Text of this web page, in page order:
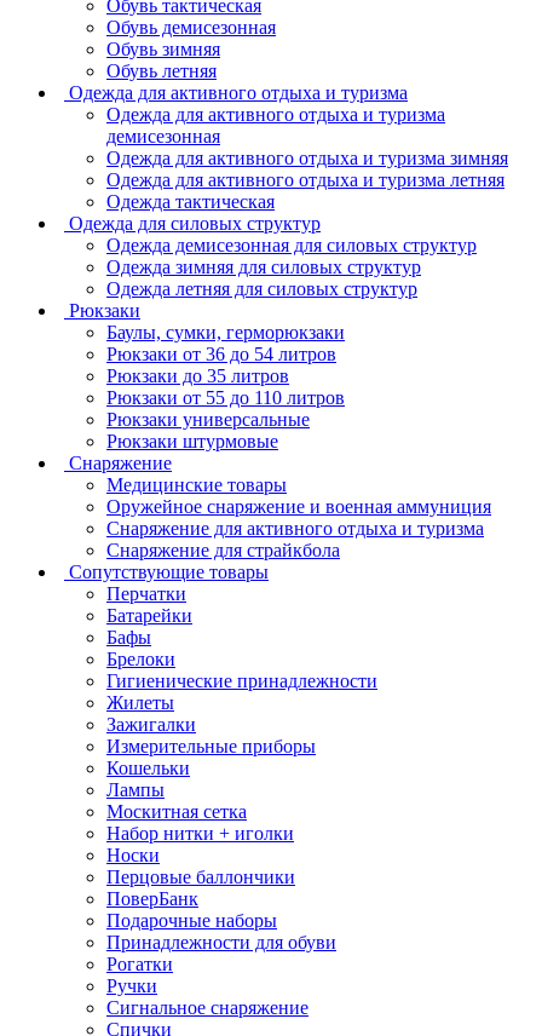
Обувь тактическая
Обувь демисезонная
Обувь зимняя
Обувь летняя
Одежда для активного отдыха и туризма
Одежда для активного отдыха и туризма
демисезонная
Одежда для активного отдыха и туризма зимняя
Одежда для активного отдыха и туризма летняя
Одежда тактическая
Одежда для силовых структур
Одежда демисезонная для силовых структур
Одежда зимняя для силовых структур
Одежда летняя для силовых структур
Рюкзаки
Баулы, сумки, герморюкзаки
Рюкзаки от 36 до 54 литров
Рюкзаки до 35 литров
Рюкзаки от 55 до 110 литров
Рюкзаки универсальные
Рюкзаки штурмовые
Снаряжение
Медицинские товары
Оружейное снаряжение и военная аммуниция
Снаряжение для активного отдыха и туризма
Снаряжение для страйкбола
Сопутствующие товары
Перчатки
Батарейки
Бафы
Брелоки
Гигиенические принадлежности
Жилеты
Зажигалки
Измерительные приборы
Кошельки
Лампы
Москитная сетка
Набор нитки + иголки
Носки
Перцовые баллончики
ПоверБанк
Подарочные наборы
Принадлежности для обуви
Рогатки
Ручки
Сигнальное снаряжение
Спички